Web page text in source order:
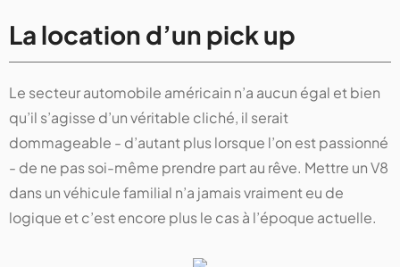
La location d’un pick up
Le secteur automobile américain n’a aucun égal et bien
qu’il s’agisse d’un véritable cliché, il serait
dommageable - d’autant plus lorsque l’on est passionné
- de ne pas soi-même prendre part au rêve. Mettre un V8
dans un véhicule familial n’a jamais vraiment eu de
logique et c’est encore plus le cas à l’époque actuelle.